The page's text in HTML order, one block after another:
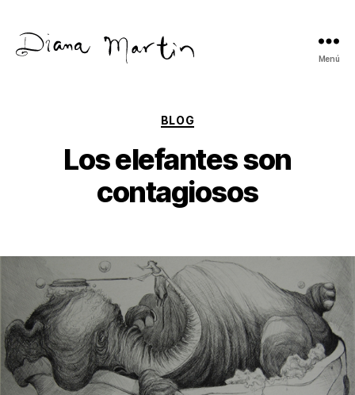
Menú
Categorías
BLOG
Los elefantes son
contagiosos